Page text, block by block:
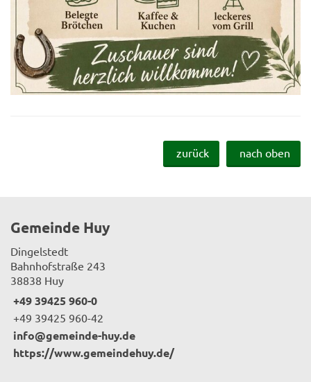
zurück nach oben
Gemeinde Huy
Dingelstedt
Bahnhofstraße 243
38838 Huy
+49 39425 960-0
+49 39425 960-42
info@gemeinde-huy.de
https://www.gemeindehuy.de/